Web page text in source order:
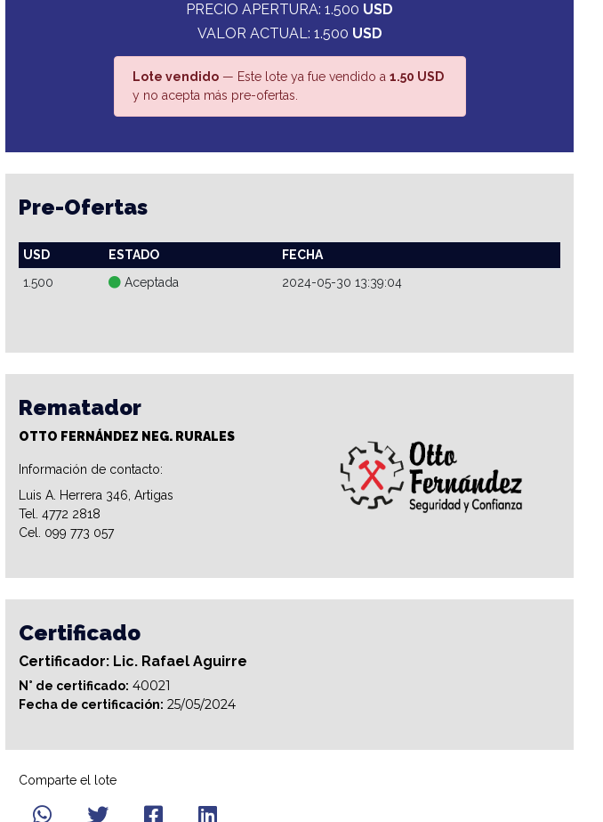
PRECIO APERTURA: 1.500 USD
VALOR ACTUAL: 1.500 USD
Lote vendido— Este lote ya fue vendido a 1.50 USD
y no acepta más pre-ofertas.
Pre-Ofertas
USD ESTADO
FECHA
1.500
Aceptada 2024-05-30 13:39:04
Rematador
OTTO FERNÁNDEZ NEG. RURALES
Información de contacto:
Luis A. Herrera 346, Artigas
Tel. 4772 2818
Cel. 099 773 057
Certificado
Certificador: Lic. Rafael Aguirre
N° de certificado: 40021
Fecha de certificación: 25/05/2024
Comparte el lote